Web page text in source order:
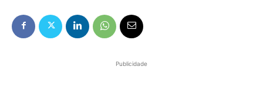
Publicidade